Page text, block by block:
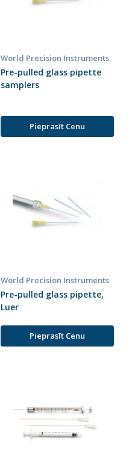
World Precision Instruments
Pre-pulled glass pipette
samplers
Pieprasīt Cenu
World Precision Instruments
Pre-pulled glass pipette,
Luer
Pieprasīt Cenu